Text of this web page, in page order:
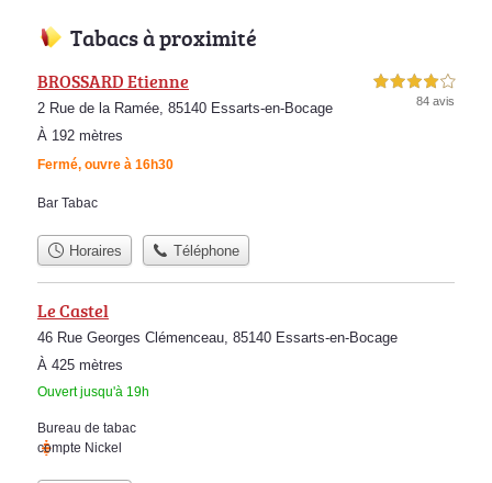
Tabacs à proximité
BROSSARD Etienne
2 Rue de la Ramée, 85140 Essarts-en-Bocage
À 192 mètres
Fermé, ouvre à 16h30
4,0 étoiles sur 5
84 avis
Bar Tabac
Horaires Téléphone
Le Castel
46 Rue Georges Clémenceau, 85140 Essarts-en-Bocage
À 425 mètres
Ouvert jusqu'à 19h
Bureau de tabac
compte Nickel